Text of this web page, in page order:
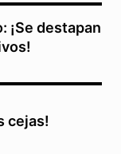
¡Se destapan
cejas!